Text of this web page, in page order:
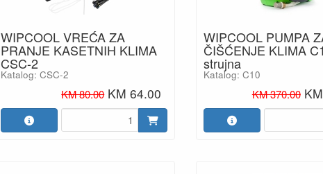
WIPCOOL VREĆA ZA
PRANJE KASETNIH KLIMA
CSC-2
Katalog: CSC-2
KM 80.00 KM 64.00
WIPCOOL PUMPA
ČIŠĆENJE KLIMA
strujna
Katalog: C10
KM 370.00